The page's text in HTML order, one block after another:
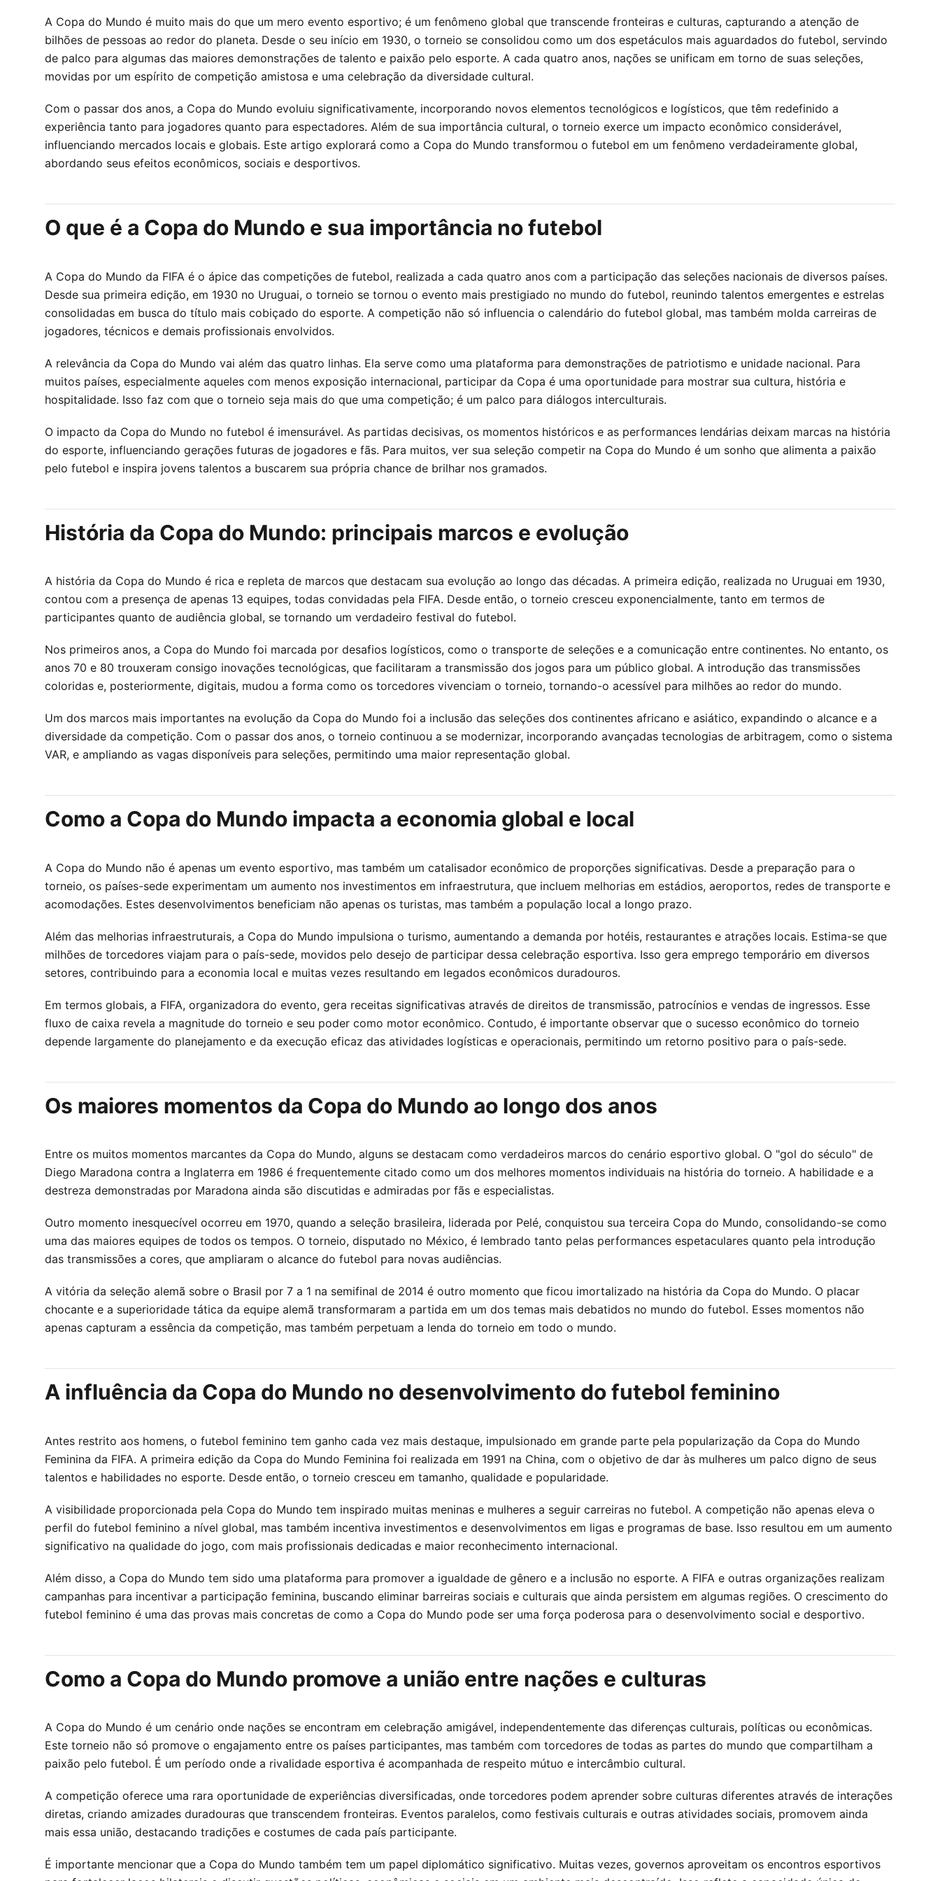
A Copa do Mundo é muito mais do que um mero evento esportivo; é um fenômeno global que transcende fronteiras e culturas, capturando a atenção de
bilhões de pessoas ao redor do planeta. Desde o seu início em 1930, o torneio se consolidou como um dos espetáculos mais aguardados do futebol, servindo
de palco para algumas das maiores demonstrações de talento e paixão pelo esporte. A cada quatro anos, nações se unificam em torno de suas seleções,
movidas por um espírito de competição amistosa e uma celebração da diversidade cultural.
Com o passar dos anos, a Copa do Mundo evoluiu significativamente, incorporando novos elementos tecnológicos e logísticos, que têm redefinido a
experiência tanto para jogadores quanto para espectadores. Além de sua importância cultural, o torneio exerce um impacto econômico considerável,
influenciando mercados locais e globais. Este artigo explorará como a Copa do Mundo transformou o futebol em um fenômeno verdadeiramente global,
abordando seus efeitos econômicos, sociais e desportivos.
O que é a Copa do Mundo e sua importância no futebol
A Copa do Mundo da FIFA é o ápice das competições de futebol, realizada a cada quatro anos com a participação das seleções nacionais de diversos países.
Desde sua primeira edição, em 1930 no Uruguai, o torneio se tornou o evento mais prestigiado no mundo do futebol, reunindo talentos emergentes e estrelas
consolidadas em busca do título mais cobiçado do esporte. A competição não só influencia o calendário do futebol global, mas também molda carreiras de
jogadores, técnicos e demais profissionais envolvidos.
A relevância da Copa do Mundo vai além das quatro linhas. Ela serve como uma plataforma para demonstrações de patriotismo e unidade nacional. Para
muitos países, especialmente aqueles com menos exposição internacional, participar da Copa é uma oportunidade para mostrar sua cultura, história e
hospitalidade. Isso faz com que o torneio seja mais do que uma competição; é um palco para diálogos interculturais.
O impacto da Copa do Mundo no futebol é imensurável. As partidas decisivas, os momentos históricos e as performances lendárias deixam marcas na história
do esporte, influenciando gerações futuras de jogadores e fãs. Para muitos, ver sua seleção competir na Copa do Mundo é um sonho que alimenta a paixão
pelo futebol e inspira jovens talentos a buscarem sua própria chance de brilhar nos gramados.
História da Copa do Mundo: principais marcos e evolução
A história da Copa do Mundo é rica e repleta de marcos que destacam sua evolução ao longo das décadas. A primeira edição, realizada no Uruguai em 1930,
contou com a presença de apenas 13 equipes, todas convidadas pela FIFA. Desde então, o torneio cresceu exponencialmente, tanto em termos de
participantes quanto de audiência global, se tornando um verdadeiro festival do futebol.
Nos primeiros anos, a Copa do Mundo foi marcada por desafios logísticos, como o transporte de seleções e a comunicação entre continentes. No entanto, os
anos 70 e 80 trouxeram consigo inovações tecnológicas, que facilitaram a transmissão dos jogos para um público global. A introdução das transmissões
coloridas e, posteriormente, digitais, mudou a forma como os torcedores vivenciam o torneio, tornando-o acessível para milhões ao redor do mundo.
Um dos marcos mais importantes na evolução da Copa do Mundo foi a inclusão das seleções dos continentes africano e asiático, expandindo o alcance e a
diversidade da competição. Com o passar dos anos, o torneio continuou a se modernizar, incorporando avançadas tecnologias de arbitragem, como o sistema
VAR, e ampliando as vagas disponíveis para seleções, permitindo uma maior representação global.
Como a Copa do Mundo impacta a economia global e local
A Copa do Mundo não é apenas um evento esportivo, mas também um catalisador econômico de proporções significativas. Desde a preparação para o
torneio, os países-sede experimentam um aumento nos investimentos em infraestrutura, que incluem melhorias em estádios, aeroportos, redes de transporte e
acomodações. Estes desenvolvimentos beneficiam não apenas os turistas, mas também a população local a longo prazo.
Além das melhorias infraestruturais, a Copa do Mundo impulsiona o turismo, aumentando a demanda por hotéis, restaurantes e atrações locais. Estima-se que
milhões de torcedores viajam para o país-sede, movidos pelo desejo de participar dessa celebração esportiva. Isso gera emprego temporário em diversos
setores, contribuindo para a economia local e muitas vezes resultando em legados econômicos duradouros.
Em termos globais, a FIFA, organizadora do evento, gera receitas significativas através de direitos de transmissão, patrocínios e vendas de ingressos. Esse
fluxo de caixa revela a magnitude do torneio e seu poder como motor econômico. Contudo, é importante observar que o sucesso econômico do torneio
depende largamente do planejamento e da execução eficaz das atividades logísticas e operacionais, permitindo um retorno positivo para o país-sede.
Os maiores momentos da Copa do Mundo ao longo dos anos
Entre os muitos momentos marcantes da Copa do Mundo, alguns se destacam como verdadeiros marcos do cenário esportivo global. O "gol do século" de
Diego Maradona contra a Inglaterra em 1986 é frequentemente citado como um dos melhores momentos individuais na história do torneio. A habilidade e a
destreza demonstradas por Maradona ainda são discutidas e admiradas por fãs e especialistas.
Outro momento inesquecível ocorreu em 1970, quando a seleção brasileira, liderada por Pelé, conquistou sua terceira Copa do Mundo, consolidando-se como
uma das maiores equipes de todos os tempos. O torneio, disputado no México, é lembrado tanto pelas performances espetaculares quanto pela introdução
das transmissões a cores, que ampliaram o alcance do futebol para novas audiências.
A vitória da seleção alemã sobre o Brasil por 7 a 1 na semifinal de 2014 é outro momento que ficou imortalizado na história da Copa do Mundo. O placar
chocante e a superioridade tática da equipe alemã transformaram a partida em um dos temas mais debatidos no mundo do futebol. Esses momentos não
apenas capturam a essência da competição, mas também perpetuam a lenda do torneio em todo o mundo.
A influência da Copa do Mundo no desenvolvimento do futebol feminino
Antes restrito aos homens, o futebol feminino tem ganho cada vez mais destaque, impulsionado em grande parte pela popularização da Copa do Mundo
Feminina da FIFA. A primeira edição da Copa do Mundo Feminina foi realizada em 1991 na China, com o objetivo de dar às mulheres um palco digno de seus
talentos e habilidades no esporte. Desde então, o torneio cresceu em tamanho, qualidade e popularidade.
A visibilidade proporcionada pela Copa do Mundo tem inspirado muitas meninas e mulheres a seguir carreiras no futebol. A competição não apenas eleva o
perfil do futebol feminino a nível global, mas também incentiva investimentos e desenvolvimentos em ligas e programas de base. Isso resultou em um aumento
significativo na qualidade do jogo, com mais profissionais dedicadas e maior reconhecimento internacional.
Além disso, a Copa do Mundo tem sido uma plataforma para promover a igualdade de gênero e a inclusão no esporte. A FIFA e outras organizações realizam
campanhas para incentivar a participação feminina, buscando eliminar barreiras sociais e culturais que ainda persistem em algumas regiões. O crescimento do
futebol feminino é uma das provas mais concretas de como a Copa do Mundo pode ser uma força poderosa para o desenvolvimento social e desportivo.
Como a Copa do Mundo promove a união entre nações e culturas
A Copa do Mundo é um cenário onde nações se encontram em celebração amigável, independentemente das diferenças culturais, políticas ou econômicas.
Este torneio não só promove o engajamento entre os países participantes, mas também com torcedores de todas as partes do mundo que compartilham a
paixão pelo futebol. É um período onde a rivalidade esportiva é acompanhada de respeito mútuo e intercâmbio cultural.
A competição oferece uma rara oportunidade de experiências diversificadas, onde torcedores podem aprender sobre culturas diferentes através de interações
diretas, criando amizades duradouras que transcendem fronteiras. Eventos paralelos, como festivais culturais e outras atividades sociais, promovem ainda
mais essa união, destacando tradições e costumes de cada país participante.
É importante mencionar que a Copa do Mundo também tem um papel diplomático significativo. Muitas vezes, governos aproveitam os encontros esportivos